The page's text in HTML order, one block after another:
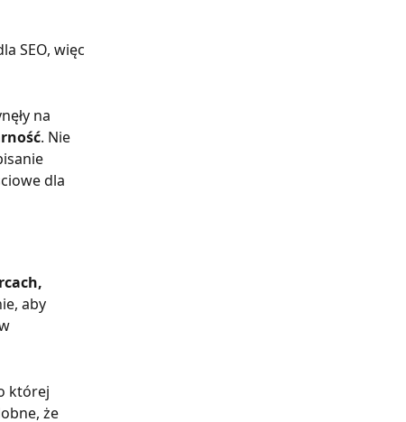
SEO, więc
na
. Nie
dla
aby
której
że